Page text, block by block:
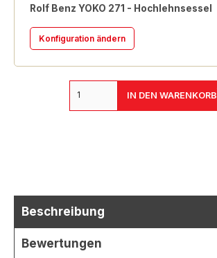
Rolf Benz YOKO 271 - Hochlehnsessel
Konfiguration ändern
IN DEN WARENKORB
Beschreibung
Bewertungen